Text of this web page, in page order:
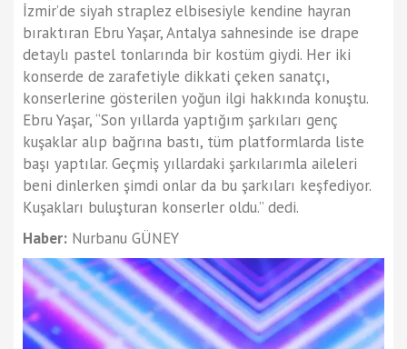
İzmir’de siyah straplez elbisesiyle kendine hayran
bıraktıran Ebru Yaşar, Antalya sahnesinde ise drape
detaylı pastel tonlarında bir kostüm giydi. Her iki
konserde de zarafetiyle dikkati çeken sanatçı,
konserlerine gösterilen yoğun ilgi hakkında konuştu.
Ebru Yaşar, “Son yıllarda yaptığım şarkıları genç
kuşaklar alıp bağrına bastı, tüm platformlarda liste
başı yaptılar. Geçmiş yıllardaki şarkılarımla aileleri
beni dinlerken şimdi onlar da bu şarkıları keşfediyor.
Kuşakları buluşturan konserler oldu.” dedi.
Haber: Nurbanu GÜNEY